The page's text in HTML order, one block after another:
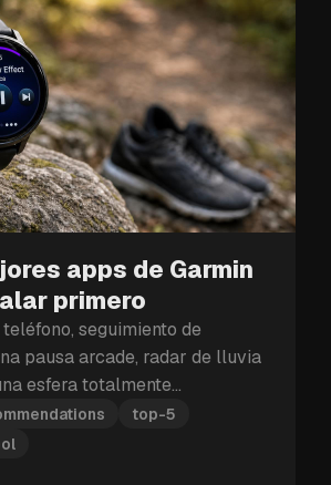
apps de Garmin
primero
seguimiento de
pausa arcade, radar de lluvia
esfera totalmente
estas son las cinco apps de
instalar primero.
top-5